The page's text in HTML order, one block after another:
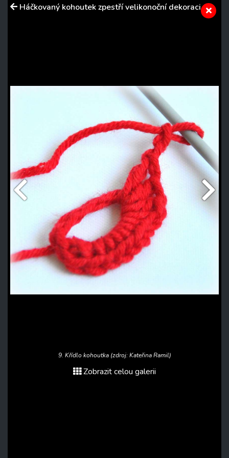
Háčkovaný kohoutek zpestří velikonoční dekoraci
9. Křídlo kohoutka (zdroj: Kateřina Ramil)
Zobrazit celou galerii